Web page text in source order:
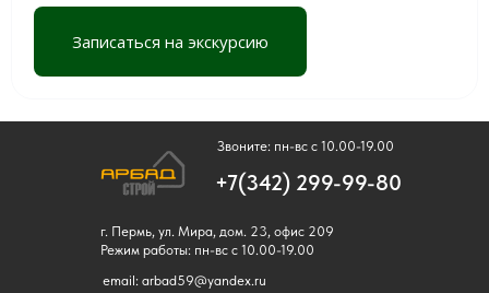
Записаться на экскурсию
Звоните: пн-вс с 10.00-19.00
+7(342) 299-99-80
г. Пермь, ул. Мира, дом. 23, офис 209
Режим работы: пн-вс с 10.00-19.00
email: arbad59@yandex.ru